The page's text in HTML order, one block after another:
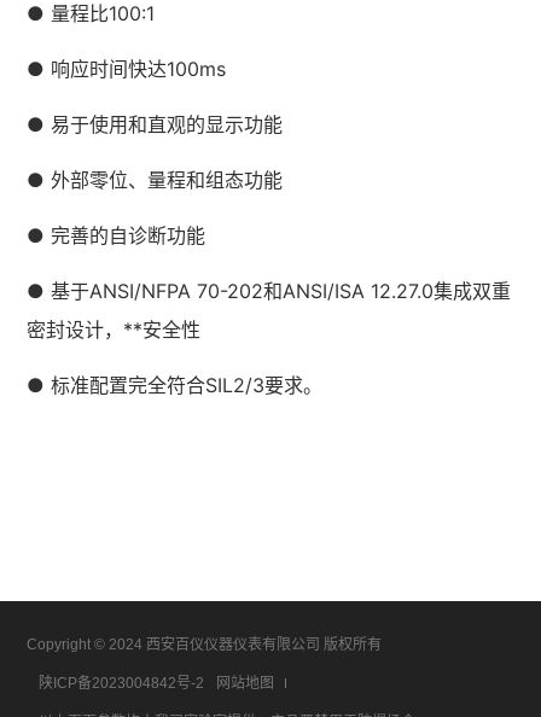
● 量程比100:1
● 响应时间快达100ms
● 易于使用和直观的显示功能
● 外部零位、量程和组态功能
● 完善的自诊断功能
● 基于ANSI/NFPA 70-202和ANSI/ISA 12.27.0集成双重
密封设计，**安全性
● 标准配置完全符合SIL2/3要求。
Copyright © 2024 西安百仪仪器仪表有限公司 版权所有
陕ICP备2023004842号-2 网站地图